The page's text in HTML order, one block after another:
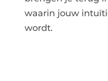
waarin jouw
wordt.